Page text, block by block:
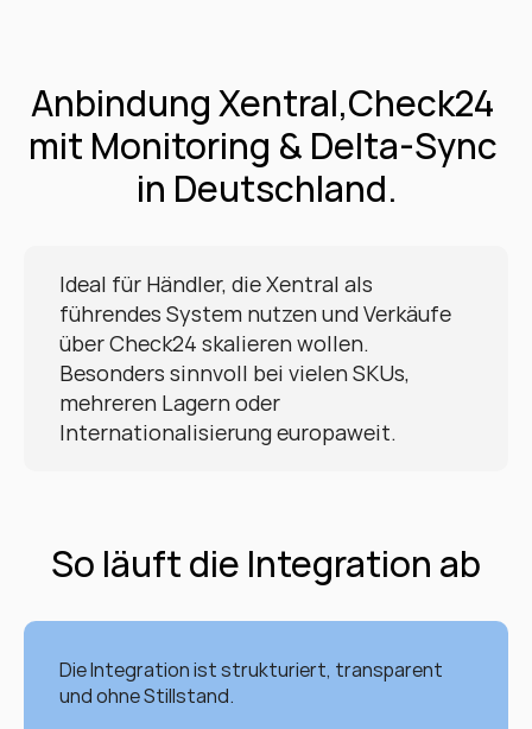
Anbindung Xentral,Check24
mit Monitoring & Delta-Sync
in Deutschland.
Ideal für Händler, die Xentral als
führendes System nutzen und Verkäufe
über Check24 skalieren wollen.
Besonders sinnvoll bei vielen SKUs,
mehreren Lagern oder
Internationalisierung europaweit.
So läuft die Integration ab
Die Integration ist strukturiert, transparent
und ohne Stillstand.